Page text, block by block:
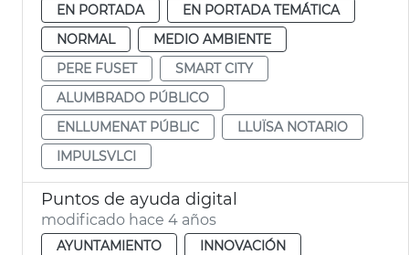
EN PORTADA
EN PORTADA TEMÁTICA
NORMAL
MEDIO AMBIENTE
PERE FUSET
SMART CITY
ALUMBRADO PÚBLICO
ENLLUMENAT PÚBLIC
LLUÏSA NOTARIO
IMPULSVLCI
Puntos de ayuda digital
modificado hace 4 años
AYUNTAMIENTO
INNOVACIÓN